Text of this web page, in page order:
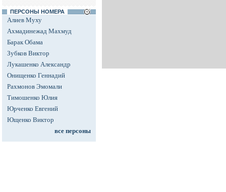
ПЕРСОНЫ НОМЕРА
Алиев Муху
Ахмадинежад Махмуд
Барак Обама
Зубков Виктор
Лукашенко Александр
Онищенко Геннадий
Рахмонов Эмомали
Тимошенко Юлия
Юрченко Евгений
Ющенко Виктор
все персоны